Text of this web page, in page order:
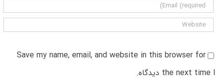
Save my name, email, and website in this browser for
the next time I دیدگاه.